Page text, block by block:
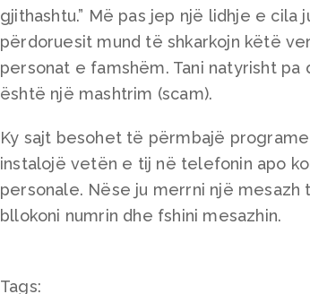
gjithashtu.” Më pas jep një lidhje e
përdoruesit mund të shkarkojn këtë
personat e famshëm. Tani natyrisht
është një mashtrim (scam).
Ky sajt besohet të përmbajë
instalojë vetën e tij në telefonin apo
personale. Nëse ju merrni një
bllokoni numrin dhe fshini mesazhin.
Tags: